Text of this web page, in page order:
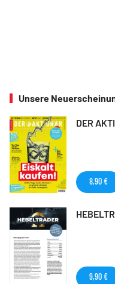
Unsere
DER
8,90 €
9,90 €